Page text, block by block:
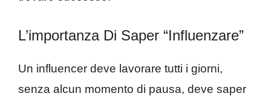
L’importanza Di Saper “influenzare”
Un influencer deve lavorare tutti i giorni,
senza alcun momento di pausa, deve saper